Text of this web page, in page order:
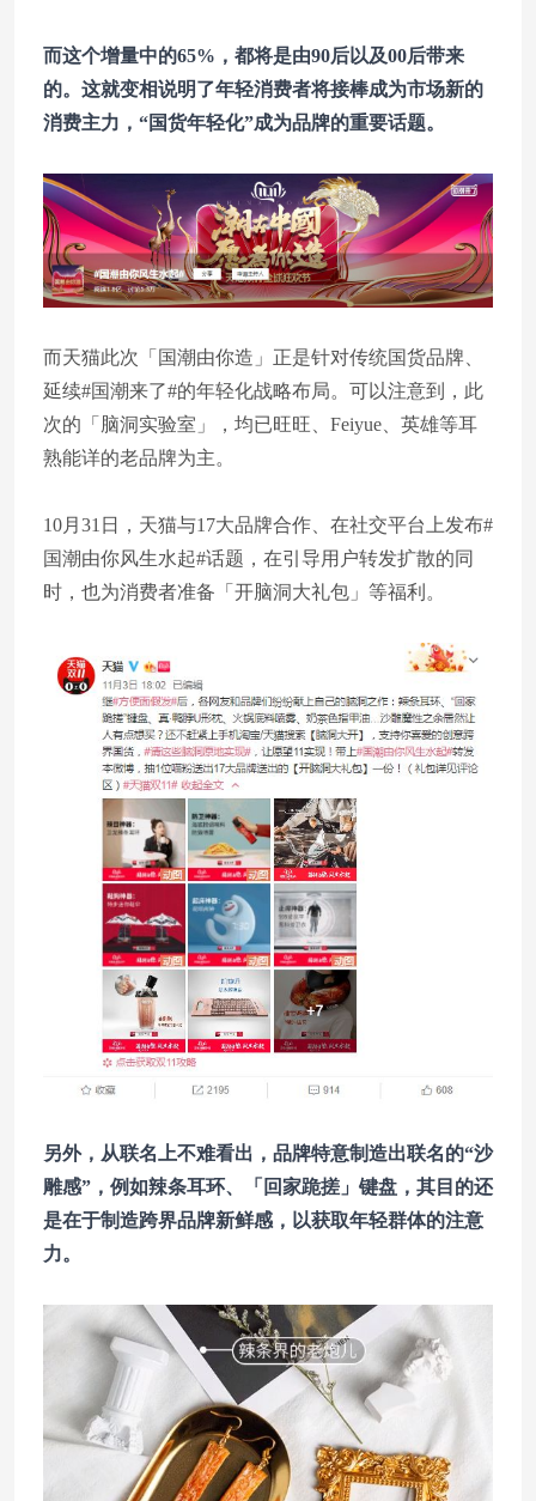
而这个增量中的65%，都将是由90后以及00后带来
的。这就变相说明了年轻消费者将接棒成为市场新的
消费主力，“国货年轻化”成为品牌的重要话题。
而天猫此次「国潮由你造」正是针对传统国货品牌、
延续#国潮来了#的年轻化战略布局。可以注意到，此
次的「脑洞实验室」，均已旺旺、Feiyue、英雄等耳
熟能详的老品牌为主。
10月31日，天猫与17大品牌合作、在社交平台上发布#
国潮由你风生水起#话题，在引导用户转发扩散的同
时，也为消费者准备「开脑洞大礼包」等福利。
另外，从联名上不难看出，品牌特意制造出联名的“沙
雕感”，例如辣条耳环、「回家跪搓」键盘，其目的还
是在于制造跨界品牌新鲜感，以获取年轻群体的注意
力。